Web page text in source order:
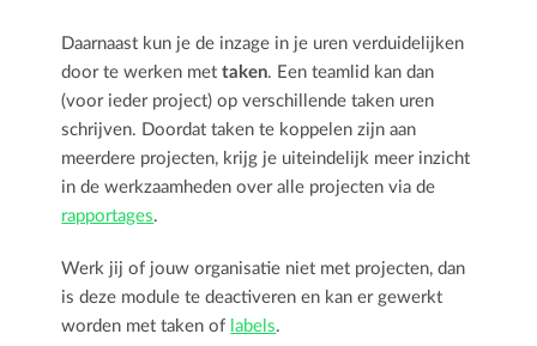
Daarnaast kun je de inzage in je uren verduidelijken
door te werken mettaken. Een teamlid kan dan
(voor ieder project) op verschillende taken uren
schrijven. Doordat taken te koppelen zijn aan
meerdere projecten, krijg je uiteindelijk meer inzicht
in de werkzaamheden over alle projecten via de
rapportages.
Werk jij of jouw organisatie niet met projecten, dan
is deze module te deactiveren en kan er gewerkt
worden met taken of labels.